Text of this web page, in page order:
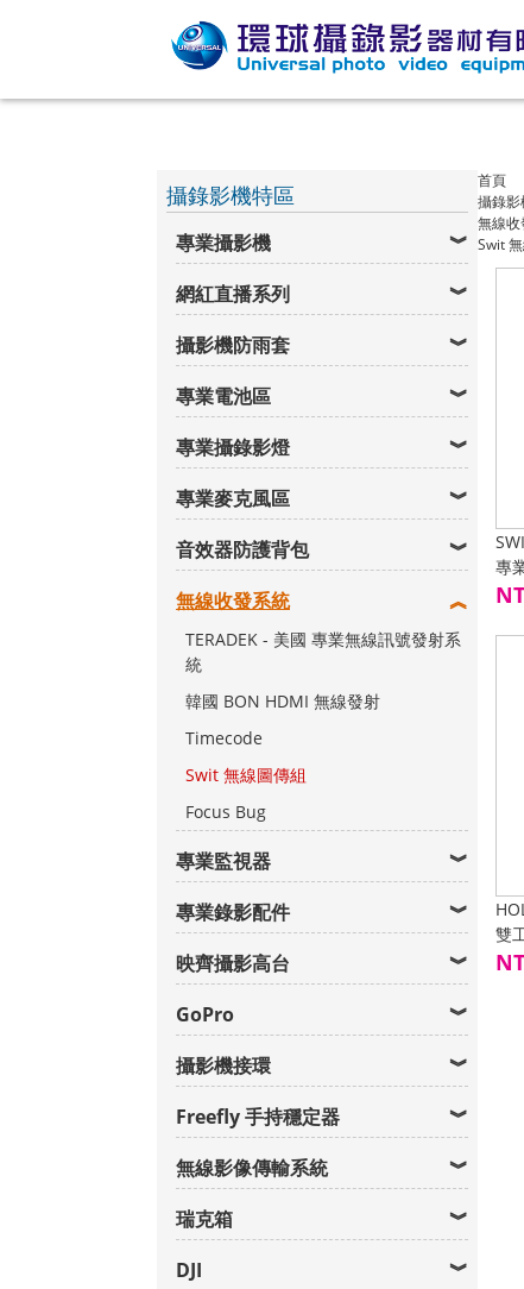
攝錄影機特區
專業攝影機
網紅直播系列
攝影機防雨套
專業電池區
專業攝錄影燈
專業麥克風區
音效器防護背包
無線收發系統
TERADEK - 美國 專業無線訊號發射系
統
韓國 BON HDMI 無線發射
Timecode
Swit 無線圖傳組
Focus Bug
專業監視器
專業錄影配件
映齊攝影高台
GoPro
攝影機接環
Freefly 手持穩定器
無線影像傳輸系統
瑞克箱
DJI
首頁
攝錄
無線
Swit
專
毫
雙
體